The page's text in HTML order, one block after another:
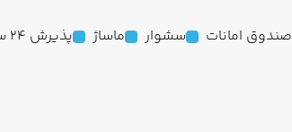
صندوق امانات سشوار ماساژ پذیرش 24 ساعته